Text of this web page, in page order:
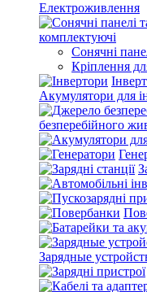
Електроживлення
комплектуючі
Сонячні
Кріплення
Акумулятори для
безперебійного
Зарядные